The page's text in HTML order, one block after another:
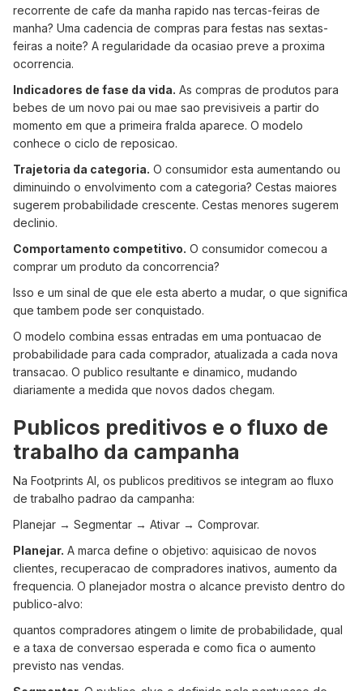
recorrente de cafe da manha rapido nas tercas-feiras de
manha? Uma cadencia de compras para festas nas sextas-
feiras a noite? A regularidade da ocasiao preve a proxima
ocorrencia.
Indicadores de fase da vida. As compras de produtos para
bebes de um novo pai ou mae sao previsiveis a partir do
momento em que a primeira fralda aparece. O modelo
conhece o ciclo de reposicao.
Trajetoria da categoria. O consumidor esta aumentando ou
diminuindo o envolvimento com a categoria? Cestas maiores
sugerem probabilidade crescente. Cestas menores sugerem
declinio.
Comportamento competitivo. O consumidor comecou a
comprar um produto da concorrencia?
Isso e um sinal de que ele esta aberto a mudar, o que significa
que tambem pode ser conquistado.
O modelo combina essas entradas em uma pontuacao de
probabilidade para cada comprador, atualizada a cada nova
transacao. O publico resultante e dinamico, mudando
diariamente a medida que novos dados chegam.
Publicos preditivos e o fluxo de
trabalho da campanha
Na Footprints AI, os publicos preditivos se integram ao fluxo
de trabalho padrao da campanha:
Planejar → Segmentar → Ativar → Comprovar.
Planejar. A marca define o objetivo: aquisicao de novos
clientes, recuperacao de compradores inativos, aumento da
frequencia. O planejador mostra o alcance previsto dentro do
publico-alvo:
quantos compradores atingem o limite de probabilidade, qual
e a taxa de conversao esperada e como fica o aumento
previsto nas vendas.